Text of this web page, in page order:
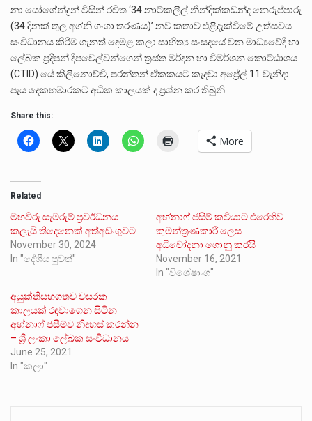
නා.යෝගේන්ද්‍රන් විසින් රචිත ‘34 නාට්කලිල් නීන්දික්කඩන්ද නෙරුප්පාරු
(34 දිනක් තුල අග්නි ගංගා තරණය)’ නව කතාව එළිදැක්වීමේ උත්සවය
සංවිධානය කිරීම ගැනත් දෙමළ කලා සාහිත්‍ය සංසදයේ වන මාධ්‍යවේදී හා
ලේඛක ප්‍රදීපන් දීපචෙල්වන්ගෙන් ත්‍රස්ත මර්දන හා විමර්ශන කොට්ඨාශය
(CTID) යේ කිලිනොච්චි, පරන්තන් ඒකකයට කැදවා අප්‍රේල් 11 වැනිදා
පැය දෙකහමාරකට අධික කාලයක් ද ප්‍රශ්න කර තිබුනි.
Share this:
More
Related
මහවිරු සැමරුම් ප්‍රවර්ධනය
කලැයි තිදෙනෙක් අත්අඩංගුවට
November 30, 2024
In "දේශීය පුවත්"
අහ්නාෆ් ජසීම් කවියාට එරෙහිව
කුමන්ත්‍රණකාරී ලෙස
අධිචෝදනා ගොනු කරයි
November 16, 2021
In "විශේෂාංග"
අයුක්තිසහගතව වසරක
කාලයක් රඳවාගෙන සිටින
අහ්නාෆ් ජසීම්ව නිදහස් කරන්න
– ශ්‍රී ලංකා ලේඛක සංවිධානය
June 25, 2021
In "කලා"